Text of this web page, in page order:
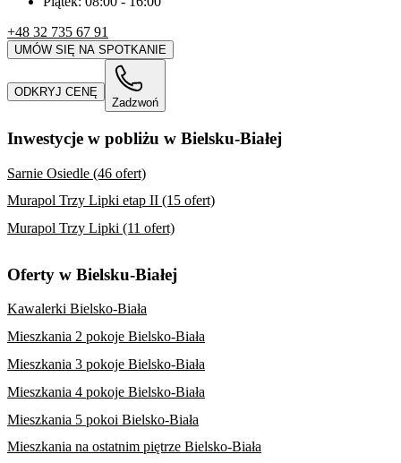
+48 32 735 67 91
UMÓW SIĘ NA SPOTKANIE
ODKRYJ CENĘ
Zadzwoń
Inwestycje w pobliżu w Bielsku-Białej
Sarnie Osiedle (46 ofert)
Murapol Trzy Lipki etap II (15 ofert)
Murapol Trzy Lipki (11 ofert)
Oferty w Bielsku-Białej
Kawalerki Bielsko-Biała
Mieszkania 2 pokoje Bielsko-Biała
Mieszkania 3 pokoje Bielsko-Biała
Mieszkania 4 pokoje Bielsko-Biała
Mieszkania 5 pokoi Bielsko-Biała
Mieszkania na ostatnim piętrze Bielsko-Biała